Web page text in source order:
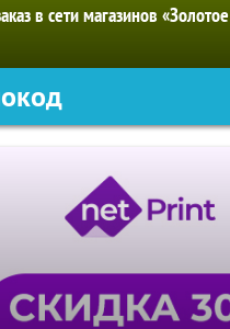
в сети магазинов